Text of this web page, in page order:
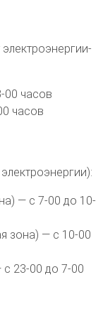
00 часов
часов
— с 7-00 до 10-
зона) — с 10-00
с 23-00 до 7-00